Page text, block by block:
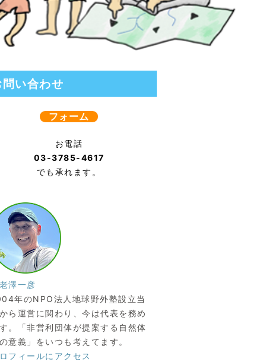
問い合わせ
フォーム
お電話
03-3785-4617
でも承れます。
澤一彦
年のNPO法人地球野外塾設立当
ら運営に関わり、今は代表を務め
。「非営利団体が提案する自然体
意義」をいつも考えてます。
フィールにアクセス